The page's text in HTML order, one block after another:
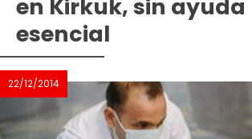
en Kirkuk, sin ayuda
esencial
22/12/2014